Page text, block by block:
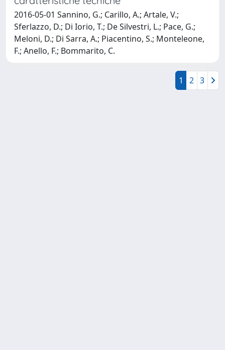
2016-05-01 Sannino, G.; Carillo, A.; Artale, V.;
Sferlazzo, D.; Di Iorio, T.; De Silvestri, L.; Pace, G.;
Meloni, D.; Di Sarra, A.; Piacentino, S.; Monteleone,
F.; Anello, F.; Bommarito, C.
1 2 3